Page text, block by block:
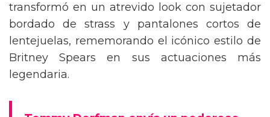
transformó en un atrevido look con sujetador
bordado de strass y pantalones cortos de
lentejuelas, rememorando el icónico estilo de
Britney Spears en sus actuaciones más
legendaria.